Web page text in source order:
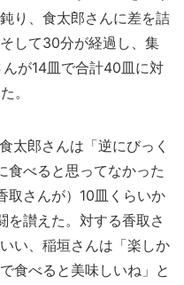
り、食太郎さんに差を詰
して30分が経過し、集
が14皿で合計40皿に対
。
太郎さんは「逆にびっく
食べると思ってなかった
取さんが）10皿くらいか
を讃えた。対する香取さ
い、稲垣さんは「楽しか
食べると美味しいね」と